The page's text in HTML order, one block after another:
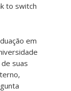
to switch
em
suas